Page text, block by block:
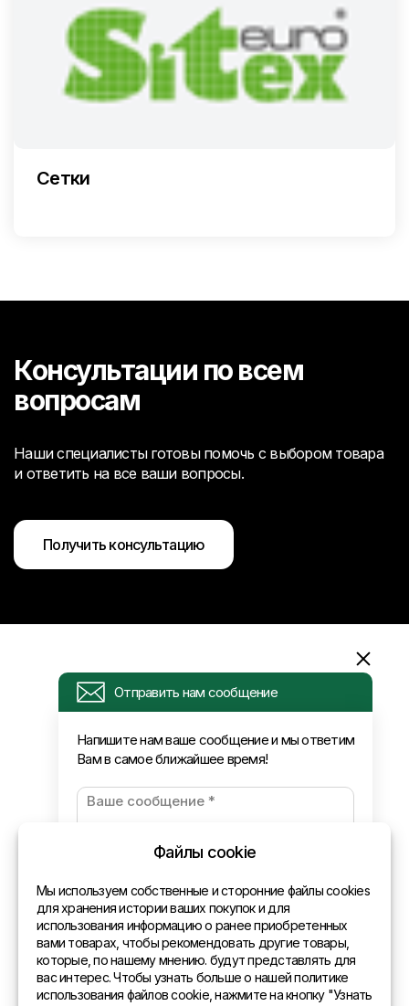
Сетки
Консультации по всем
вопросам
Наши специалисты готовы помочь с выбором товара
и ответить на все ваши вопросы.
Получить консультацию
Отправить нам сообщение
Напишите нам ваше сообщение и мы ответим
Вам в самое ближайшее время!
Информация
Запрос
Оплата и доставка
Политика конфиденциальности
Контакты
Общая информация
Представительства в мире
Файлы cookie
Мы используем собственные и сторонние файлы cookies
для хранения истории ваших покупок и для
использования информацию о ранее приобретенных
вами товарах, чтобы рекомендовать другие товары,
которые, по нашему мнению. будут представлять для
вас интерес. Чтобы узнать больше о нашей политике
использования файлов cookie, нажмите на кнопку "Узнать